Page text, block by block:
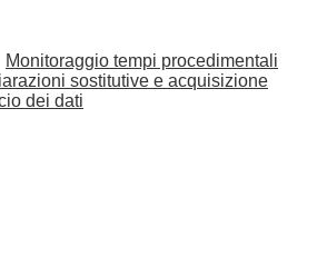
Monitoraggio tempi procedimentali
sostitutive e acquisizione
dei dati